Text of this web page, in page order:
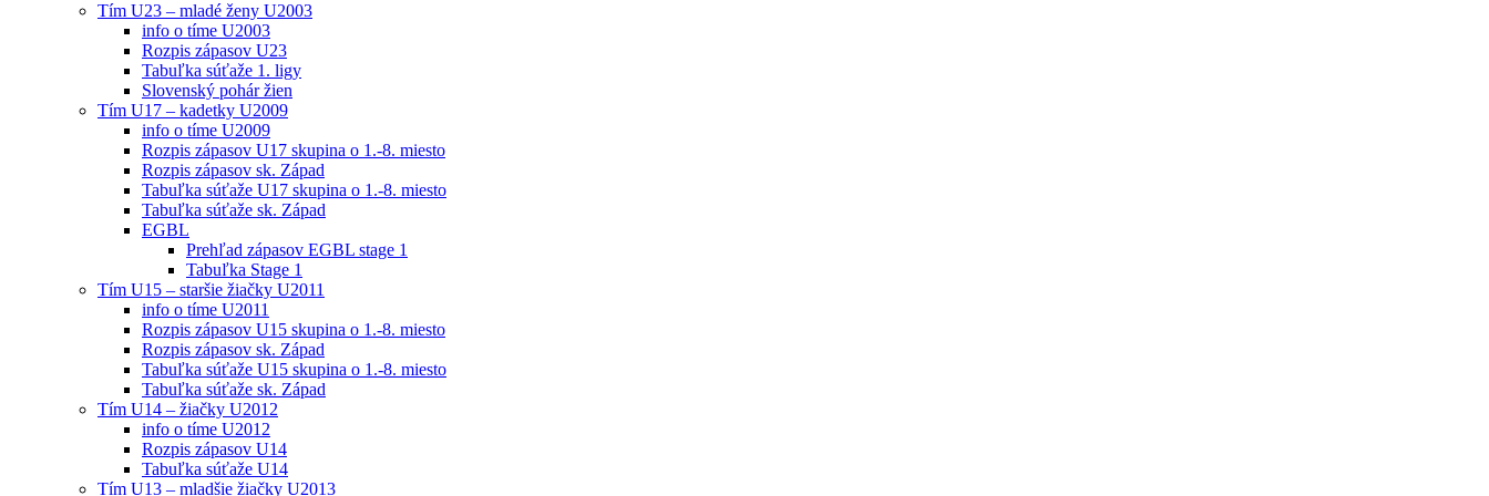
Tím U23 – mladé ženy U2003
info o tíme U2003
Rozpis zápasov U23
Tabuľka súťaže 1. ligy
Slovenský pohár žien
Tím U17 – kadetky U2009
info o tíme U2009
Rozpis zápasov U17 skupina o 1.-8. miesto
Rozpis zápasov sk. Západ
Tabuľka súťaže U17 skupina o 1.-8. miesto
Tabuľka súťaže sk. Západ
EGBL
Prehľad zápasov EGBL stage 1
Tabuľka Stage 1
Tím U15 – staršie žiačky U2011
info o tíme U2011
Rozpis zápasov U15 skupina o 1.-8. miesto
Rozpis zápasov sk. Západ
Tabuľka súťaže U15 skupina o 1.-8. miesto
Tabuľka súťaže sk. Západ
Tím U14 – žiačky U2012
info o tíme U2012
Rozpis zápasov U14
Tabuľka súťaže U14
Tím U13 – mladšie žiačky U2013